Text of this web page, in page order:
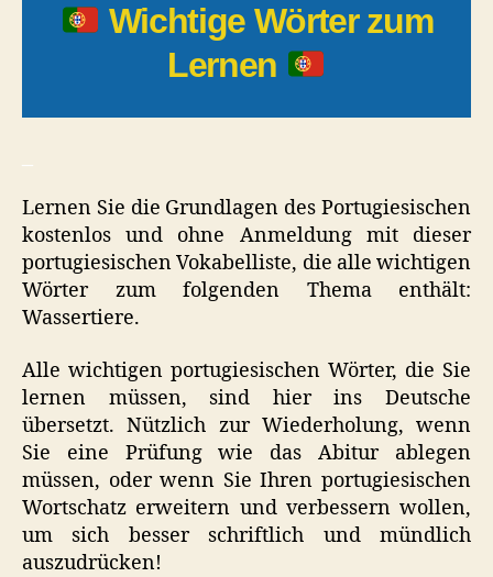
Wichtige Wörter zum
Lernen
Lernen Sie die Grundlagen des Portugiesischen
kostenlos und ohne Anmeldung mit dieser
portugiesischen Vokabelliste, die alle wichtigen
Wörter zum folgenden Thema enthält:
Wassertiere.
Alle wichtigen portugiesischen Wörter, die Sie
lernen müssen, sind hier ins Deutsche
übersetzt. Nützlich zur Wiederholung, wenn
Sie eine Prüfung wie das Abitur ablegen
müssen, oder wenn Sie Ihren portugiesischen
Wortschatz erweitern und verbessern wollen,
um sich besser schriftlich und mündlich
auszudrücken!